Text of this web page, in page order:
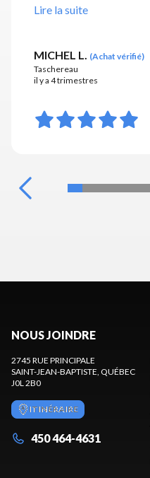
Lire la suite
MICHEL L. (Achat vérifié)
Taschereau
il y a 4 trimestres
NOUS JOINDRE
2745 RUE PRINCIPALE
SAINT-JEAN-BAPTISTE , QUÉBEC
J0L 2B0
ITINÉRAIRE
450 464-4631